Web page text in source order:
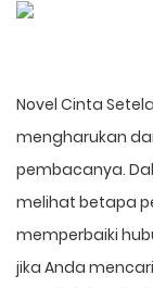
Novel Cinta
mengharukan
pembacanya.
melihat betapa
memperbaiki
jika Anda